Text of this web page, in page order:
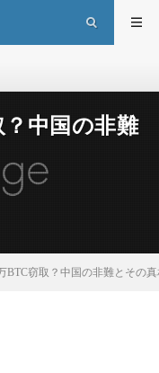
中国の非難
BTC窃取？中国の非難とその